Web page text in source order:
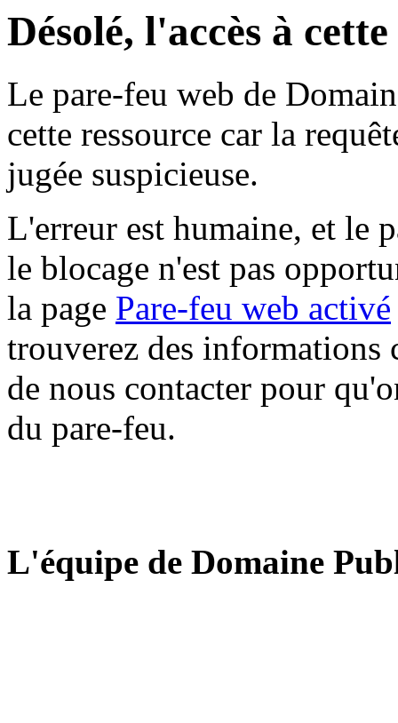
Désolé, l'accès à
Le pare-feu web de
cette ressource car la
jugée suspicieuse.
L'erreur est humaine, et le
le blocage n'est pas
la page Pare-feu web activé
trouverez des informations
de nous contacter pour
du pare-feu.
L'équipe de Domaine